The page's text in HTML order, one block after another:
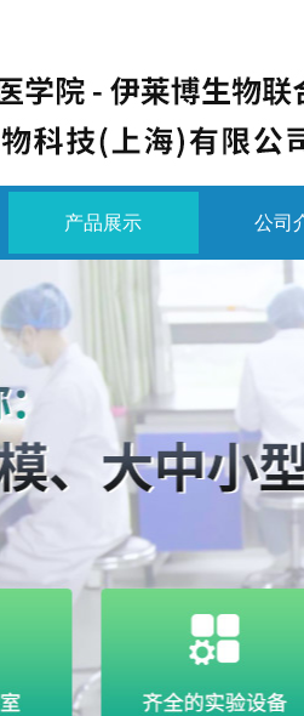
产品展示 公司